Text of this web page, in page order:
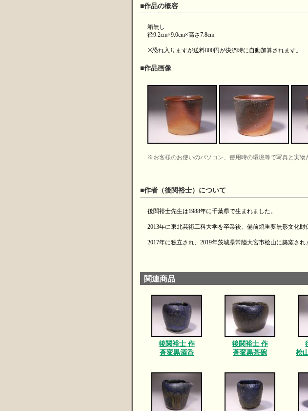
■作品の概容
箱無し
径9.2cm×9.0cm×高さ7.8cm
※恐れ入りますが送料800円が決済時に自動加算されます。
■作品画像
※お客様のお使いのパソコン、使用時の環境等で写真と実物
■作者（後関裕士）について
後関裕士先生は1988年に千葉県で生まれました。
2013年に東北芸術工科大学を卒業後、備前焼重要無形文化財
2017年に独立され、2019年茨城県常陸大宮市桧山に築窯され
関連商品
後関裕士 作
蒼変黒酒呑
後関裕士 作
蒼変黒茶碗
桧